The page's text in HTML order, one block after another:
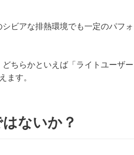
ビアな排熱環境でも一定のパフォ
ちらかといえば「ライトユーザー
ます。
ないか？